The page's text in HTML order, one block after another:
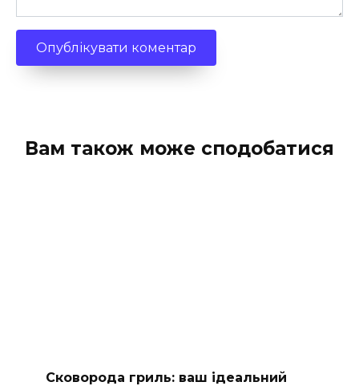
Вам також може сподобатися
Сковорода гриль: ваш ідеальний